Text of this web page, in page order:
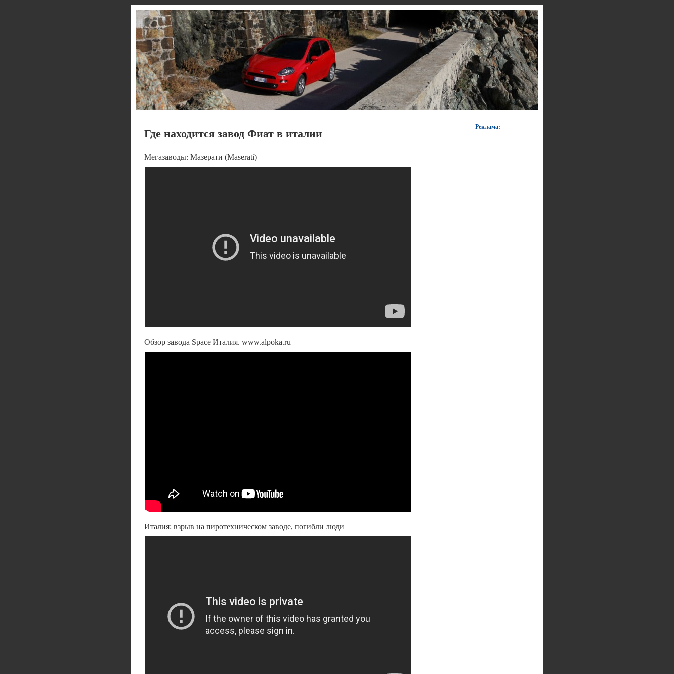
Где находится завод Фиат в италии
Мегазаводы: Мазерати (Maserati)
Обзор завода Space Италия. www.alpoka.ru
Италия: взрыв на пиротехническом заводе, погибли люди
Реклама: